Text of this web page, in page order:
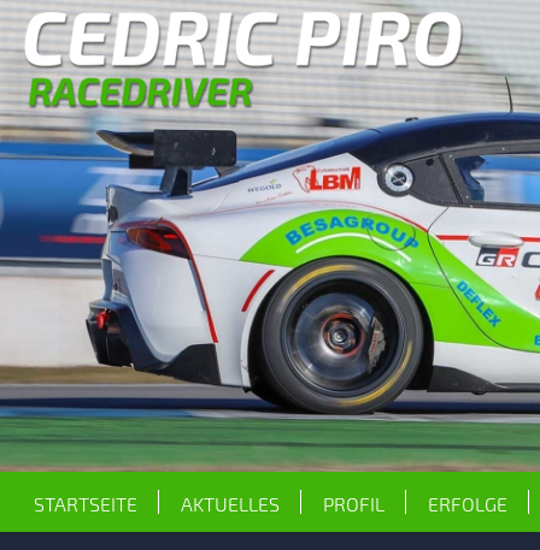
STARTSEITE AKTUELLES PROFIL ERFOLGE